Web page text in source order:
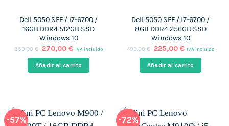
Dell 5050 SFF / i7-6700 /
16GB DDR4 512GB SSD
Windows 10
359,00€ El
original
era:
270,00€El
actual
es:
IVA incluido
Añadir al carrito
Dell 5050 SFF / i7-6700 /
8GB DDR4 256GB SSD
Windows 10
499,00€ El
original
era:
225,00€El
actual
es:
IVA incluido
Añadir al carrito
-57% -72%